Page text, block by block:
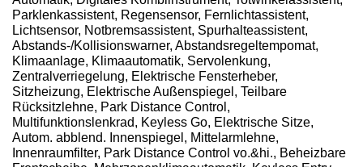
Parklenkassistent, Regensensor, Fernlichtassistent,
Lichtsensor, Notbremsassistent, Spurhalteassistent,
Abstands-/Kollisionswarner, Abstandsregeltempomat,
Klimaanlage, Klimaautomatik, Servolenkung,
Zentralverriegelung, Elektrische Fensterheber,
Sitzheizung, Elektrische Außenspiegel, Teilbare
Rücksitzlehne, Park Distance Control,
Multifunktionslenkrad, Keyless Go, Elektrische Sitze,
Autom. abblend. Innenspiegel, Mittelarmlehne,
Innenraumfilter, Park Distance Control vo.&hi., Beheizbare